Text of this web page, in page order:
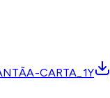
CARTA_1Y